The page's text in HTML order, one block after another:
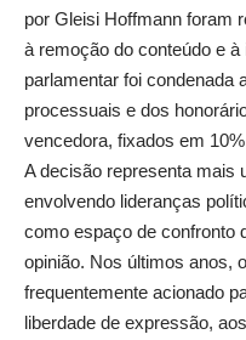
por Gleisi Hoffmann foram
à remoção do conteúdo e
parlamentar foi condenada
processuais e dos
vencedora, fixados em
A decisão representa mais
envolvendo lideranças
como espaço de confronto
opinião. Nos últimos anos,
frequentemente acionado
liberdade de expressão,